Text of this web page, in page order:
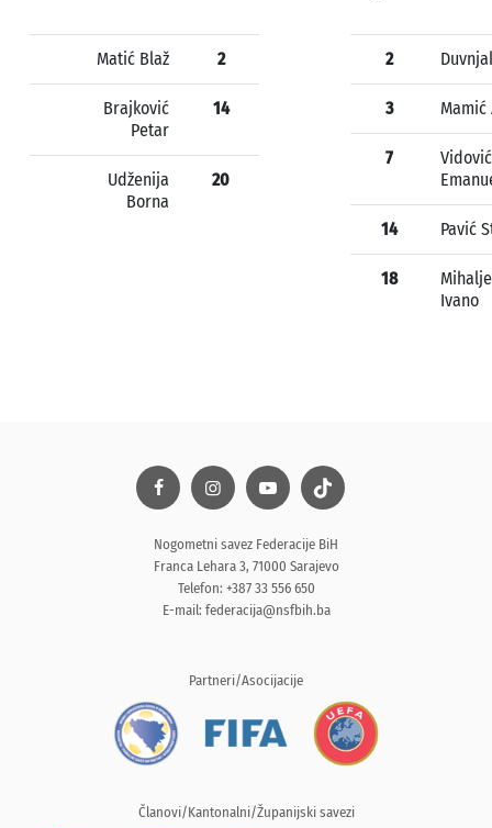
Matić Blaž 2
Brajković
Petar
14
Udženija
Borna
20
2
3 Mamić
7
Vidović
14 Pavić
18
Ivano
Nogometni savez Federacije BiH
Franca Lehara 3, 71000 Sarajevo
Telefon: +387 33 556 650
E-mail: federacija@nsfbih.ba
Partneri/Asocijacije
Članovi/Kantonalni/Županijski savezi